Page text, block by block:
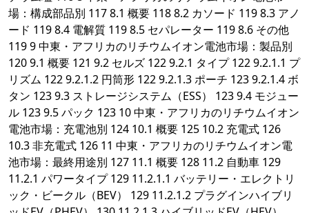
場：構成部品別 117 8.1 概要 118 8.2 カソード 119 8.3 アノ
ード 119 8.4 電解質 119 8.5 セパレーター 119 8.6 その他
119 9 中東・アフリカのリチウムイオン電池市場：製品別
120 9.1 概要 121 9.2 セルズ 122 9.2.1 タイプ 122 9.2.1.1 プ
リズム 122 9.2.1.2 円筒形 122 9.2.1.3 ポーチ 123 9.2.1.4 ボ
タン 123 9.3 ストレージシステム（ESS） 123 9.4 モジュー
ル 123 9.5 パック 123 10 中東・アフリカのリチウムイオン
電池市場：充電池別 124 10.1 概要 125 10.2 充電式 126
10.3 非充電式 126 11 中東・アフリカのリチウムイオン電
池市場：最終用途別 127 11.1 概要 128 11.2 自動車 129
11.2.1 パワータイプ 129 11.2.1.1 バッテリー・エレクトリ
ック・ビークル（BEV） 129 11.2.1.2 プラグインハイブリ